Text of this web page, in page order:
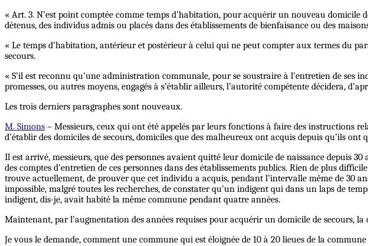
« Art. 3. N’est point comptée comme temps d’habitation, pour acquérir un nouveau domicile
détenus, des individus admis ou placés dans des établissements de bienfaisance ou des
« Le temps d’habitation, antérieur et postérieur à celui qui ne peut compter aux termes du
secours.
« S’il est reconnu qu’une administration communale, pour se soustraire à l’entretien de ses
promesses, ou autres moyens, engagés à s’établir ailleurs, l’autorité compétente décidera,
Les trois derniers paragraphes sont nouveaux.
M. Simons – Messieurs, ceux qui ont été appelés par leurs fonctions à faire des instructions
d’établir des domiciles de secours, domiciles que des malheureux ont acquis depuis qu’ils ont
Il est arrivé, messieurs, que des personnes avaient quitté leur domicile de naissance depuis
des comptes d’entretien de ces personnes dans des établissements publics. Rien de plus
trouve actuellement, de prouver que cet individu a acquis, pendant l’intervalle même de 30
impossible, malgré toutes les recherches, de constater qu’un indigent qui dans un laps de
indigent, dis-je, avait habité la même commune pendant quatre années.
Maintenant, par l’augmentation des années requises pour acquérir un domicile de secours,
Je vous le demande, comment une commune qui est éloignée de 10 à 20 lieues de la